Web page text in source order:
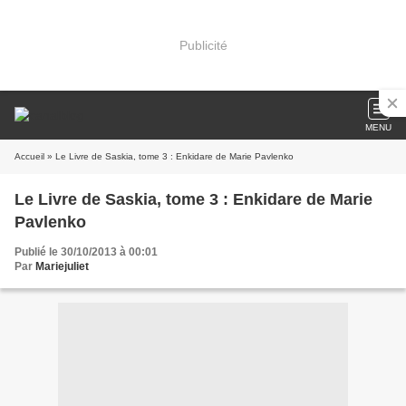
Publicité
MENU
Accueil » Le Livre de Saskia, tome 3 : Enkidare de Marie Pavlenko
Le Livre de Saskia, tome 3 : Enkidare de Marie
Pavlenko
Publié le 30/10/2013 à 00:01
Par Mariejuliet